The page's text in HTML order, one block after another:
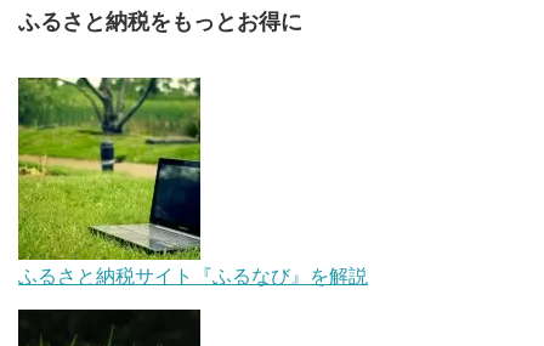
ふるさと納税をもっとお得に
ふるさと納税サイト『ふるなび』を解説